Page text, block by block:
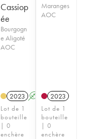
Cassiop
ée
Bourgogn
e Aligoté
AOC
2023 A K
Lot de 1
bouteille
| 0
enchère
Maranges
AOC
2023
Lot de 1
bouteille
| 0
enchère